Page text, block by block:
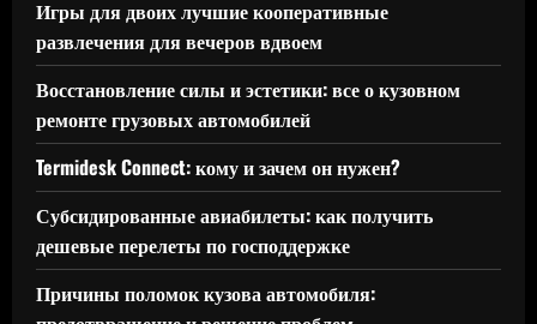
Игры для двоих лучшие кооперативные
развлечения для вечеров вдвоем
Восстановление силы и эстетики: все о кузовном
ремонте грузовых автомобилей
Termidesk Connect: кому и зачем он нужен?
Субсидированные авиабилеты: как получить
дешевые перелеты по господдержке
Причины поломок кузова автомобиля: